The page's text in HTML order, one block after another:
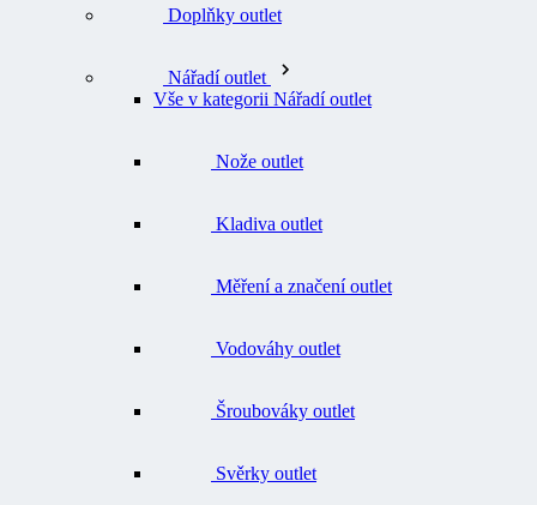
Vše v kategorii Nářadí outlet